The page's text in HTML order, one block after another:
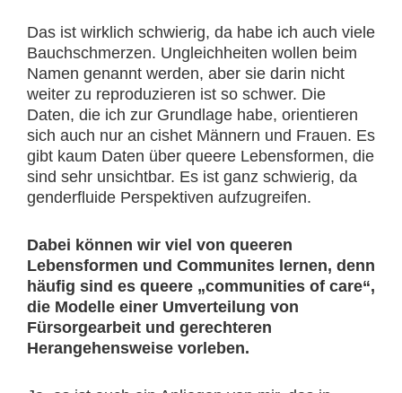
Das ist wirklich schwierig, da habe ich auch viele
Bauchschmerzen. Ungleichheiten wollen beim
Namen genannt werden, aber sie darin nicht
weiter zu reproduzieren ist so schwer. Die
Daten, die ich zur Grundlage habe, orientieren
sich auch nur an cishet Männern und Frauen. Es
gibt kaum Daten über queere Lebensformen, die
sind sehr unsichtbar. Es ist ganz schwierig, da
genderfluide Perspektiven aufzugreifen.
Dabei können wir viel von queeren
Lebensformen und Communites lernen, denn
häufig sind es queere „communities of care“,
die Modelle einer Umverteilung von
Fürsorgearbeit und gerechteren
Herangehensweise vorleben.